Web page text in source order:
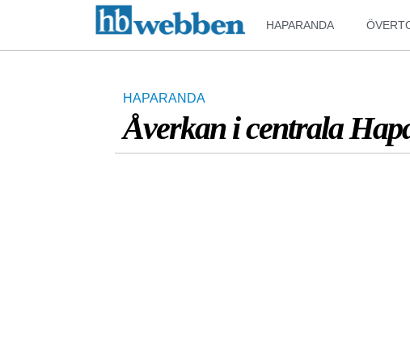
HAPARANDA
HAPARANDA
Åverkan i centrala